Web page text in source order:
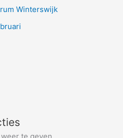
Winterswijk